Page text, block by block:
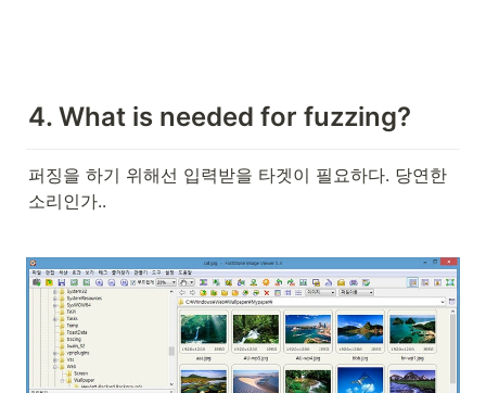
4. What is needed for fuzzing?
퍼징을 하기 위해선 입력받을 타겟이 필요하다. 당연한
소리인가..